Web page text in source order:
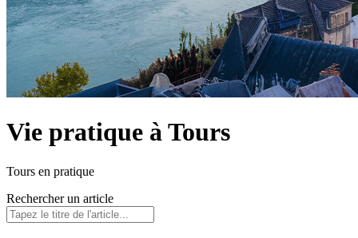
Vie pratique à Tours
Tours en pratique
Rechercher un article